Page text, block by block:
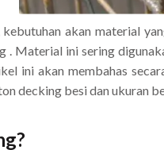
akan material
. Material ini sering
ini akan membahas
decking besi dan ukuran